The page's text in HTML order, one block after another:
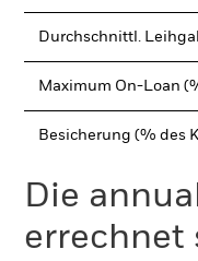
Durchschnittl.
Maximum On-Loan
Besicherung (% des
Die
errechnet